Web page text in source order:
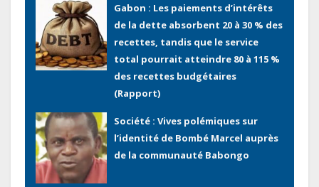
Gabon : Les paiements d’intérêts
de la dette absorbent 20 à 30 % des
recettes, tandis que le service
total pourrait atteindre 80 à 115 %
des recettes budgétaires
(Rapport)
Société : Vives polémiques sur
l’identité de Bombé Marcel auprès
de la communauté Babongo